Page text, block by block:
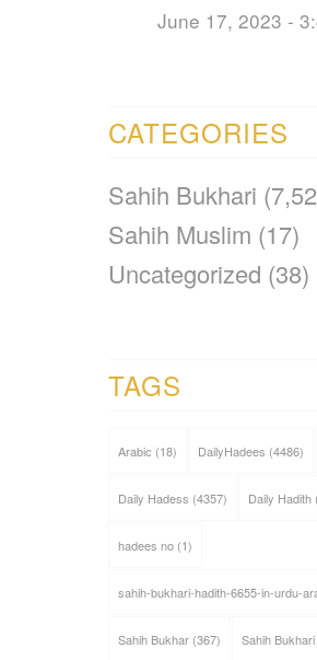
June 17, 2023 -
CATEGORIES
Sahih Bukhari
Sahih Muslim (17)
Uncategorized (38)
TAGS
Arabic (18) DailyHadees (4486)
Daily Hadess (4357) Daily Hadith
hadees no(1)
sahih-bukhari-hadith-6655-in-urdu-
Sahih Bukhar(367) Sahih Bukhari